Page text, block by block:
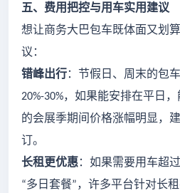
五、费用把控与用车实用建议
想让商务大巴包车既体面又划
议：
错峰出行：节假日、周末的包
20%-30%，如果能安排在平日
的会展季期间价格涨幅明显，
订。
长租更优惠：如果需要用车超
“多日套餐”，许多平台针对长